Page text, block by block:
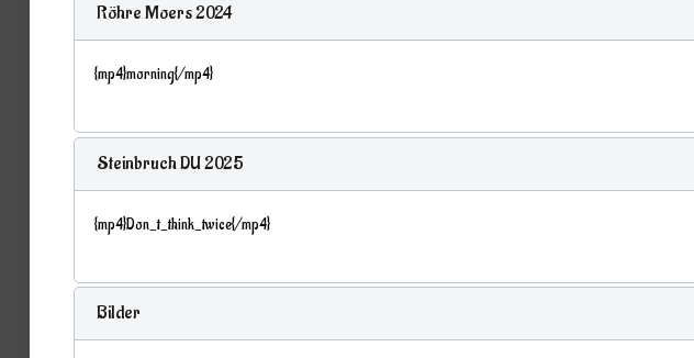
Röhre Moers 2024
{mp4}morning{/mp4}
Steinbruch DU 2025
{mp4}Don_t_think_twice{/mp4}
Bilder